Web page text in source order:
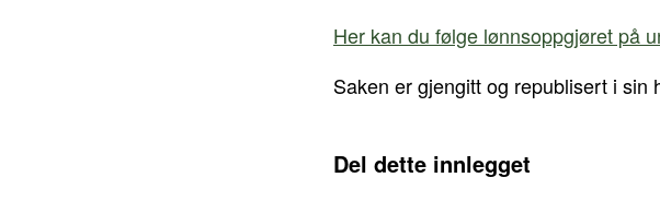
Her kan du følge lønnsoppgjøret på
Saken er gjengitt og republisert i sin
Del dette innlegget